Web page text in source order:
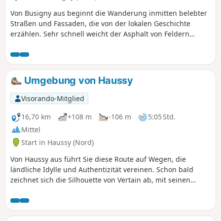
Flächen und dörflichen Rückzugsorten und bietet einen
Spaziergang, bei dem jede Etappe ein anderes Gesicht der
Region offenbart.
Von Busigny aus beginnt die Wanderung inmitten belebter
Straßen und Fassaden, die von der lokalen Geschichte
erzählen. Sehr schnell weicht der Asphalt von Feldern
durchatmen kann. Der Duft der Erde und das Zwitschern
der Vögel begleiten die Wanderung und bilden einen
auffälligen Kontrast zum Trubel am Startpunkt. Von Dorf zu
Dorf wird die Landschaft zum Komplizen und bietet
beruhigende Ausblicke, bis man sich Maretz nähert, wo das
Leben wieder seinen sanften Trubel findet. Eine Route, die
den Reichtum des städtischen Erbes mit der Ruhe der
Natur verbindet, perfekt für alle, die im Laufe ihrer
Wanderung gerne verschiedene Stimmungen erleben.
Umgebung von Haussy
Visorando-Mitglied
16,70 km
+108 m -106 m
5:05 Std.
Mittel
Start in Haussy (Nord)
Von Haussy aus führt Sie diese Route auf Wegen, die
ländliche Idylle und Authentizität vereinen. Schon bald
zeichnet sich die Silhouette von Vertain ab, mit seinen
Die Wege führen weiter durch Felder und Hecken bis nach
Solesmes, einer lebendigen Stadt mit reichem Kulturerbe,